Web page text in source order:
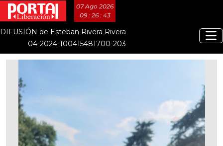
07 Ago 2026
09 : 26 : 43
DIFUSIÓN de Esteban Rivera Rivera
04-2024-100415481700-203